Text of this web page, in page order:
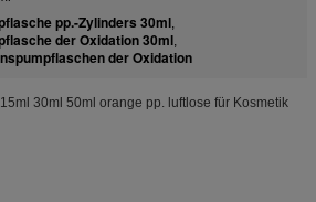
pp.-Zylinders 30ml,
der Oxidation 30ml,
der Oxidation
30ml 50ml orange pp. luftlose für Kosmetik